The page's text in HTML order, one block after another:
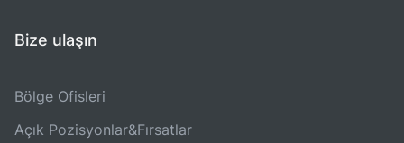
Bize ulaşın
Bölge Ofisleri
Açık Pozisyonlar&Fırsatlar